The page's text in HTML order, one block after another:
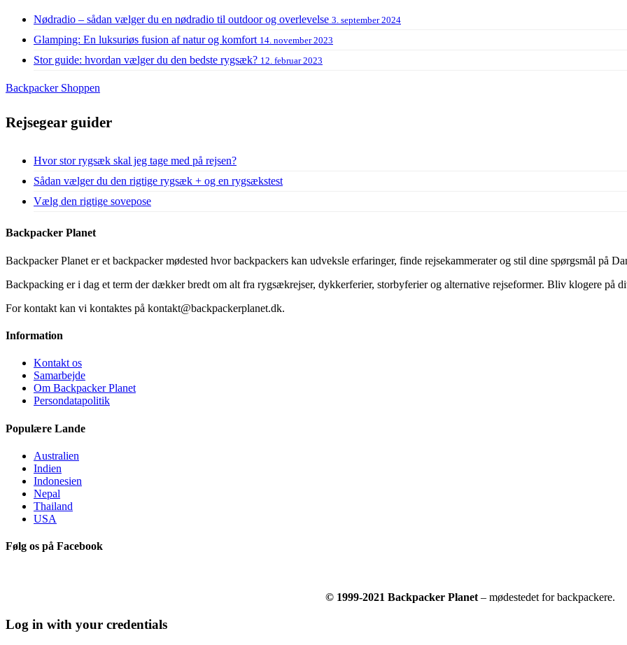
Nødradio – sådan vælger du en nødradio til outdoor og overlevelse 3. september 2024
Glamping: En luksuriøs fusion af natur og komfort 14. november 2023
Stor guide: hvordan vælger du den bedste rygsæk? 12. februar 2023
Backpacker Shoppen
Rejsegear guider
Hvor stor rygsæk skal jeg tage med på rejsen?
Sådan vælger du den rigtige rygsæk + og en rygsækstest
Vælg den rigtige sovepose
Backpacker Planet
Backpacker Planet er et backpacker mødested hvor backpackers kan udveksle erfaringer, finde rejsekammerater og stil dine spørgsmål på
Backpacking er i dag et term der dækker bredt om alt fra rygsækrejser, dykkerferier, storbyferier og alternative rejseformer. Bliv klogere på
For kontakt kan vi kontaktes på kontakt@backpackerplanet.dk.
Information
Kontakt os
Samarbejde
Om Backpacker Planet
Persondatapolitik
Populære Lande
Australien
Indien
Indonesien
Nepal
Thailand
USA
Følg os på Facebook
© 1999-2021 Backpacker Planet – mødestedet for backpackere.
Log in with your credentials